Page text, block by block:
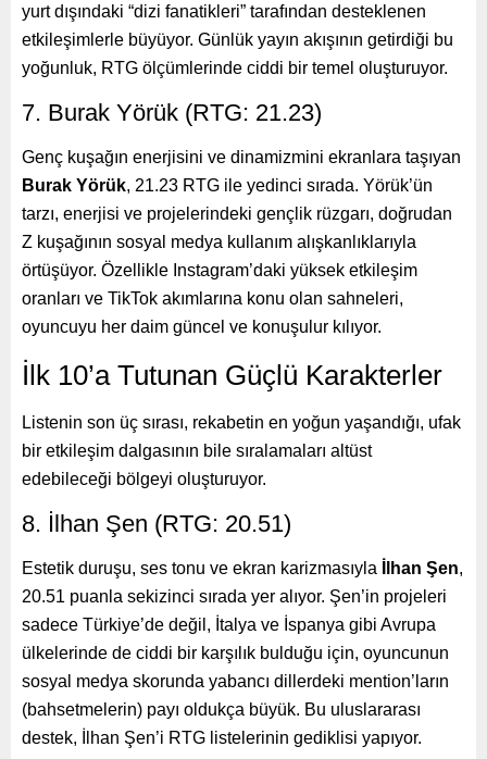
yurt dışındaki “dizi fanatikleri” tarafından desteklenen
etkileşimlerle büyüyor. Günlük yayın akışının getirdiği bu
yoğunluk, RTG ölçümlerinde ciddi bir temel oluşturuyor.
7. Burak Yörük (RTG: 21.23)
Genç kuşağın enerjisini ve dinamizmini ekranlara taşıyan
Burak Yörük, 21.23 RTG ile yedinci sırada. Yörük’ün
tarzı, enerjisi ve projelerindeki gençlik rüzgarı, doğrudan
Z kuşağının sosyal medya kullanım alışkanlıklarıyla
örtüşüyor. Özellikle Instagram’daki yüksek etkileşim
oranları ve TikTok akımlarına konu olan sahneleri,
oyuncuyu her daim güncel ve konuşulur kılıyor.
İlk 10’a Tutunan Güçlü Karakterler
Listenin son üç sırası, rekabetin en yoğun yaşandığı, ufak
bir etkileşim dalgasının bile sıralamaları altüst
edebileceği bölgeyi oluşturuyor.
8. İlhan Şen (RTG: 20.51)
Estetik duruşu, ses tonu ve ekran karizmasıyla İlhan Şen,
20.51 puanla sekizinci sırada yer alıyor. Şen’in projeleri
sadece Türkiye’de değil, İtalya ve İspanya gibi Avrupa
ülkelerinde de ciddi bir karşılık bulduğu için, oyuncunun
sosyal medya skorunda yabancı dillerdeki mention’ların
(bahsetmelerin) payı oldukça büyük. Bu uluslararası
destek, İlhan Şen’i RTG listelerinin gediklisi yapıyor.